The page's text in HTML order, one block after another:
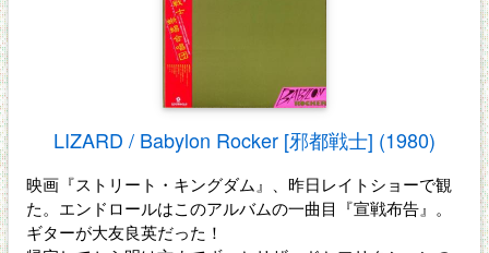
LIZARD / Babylon Rocker [邪都戦士] (1980)
映画『ストリート・キングダム』、昨日レイトショーで観
た。エンドロールはこのアルバムの一曲目『宣戦布告』。
ギターが大友良英だった！